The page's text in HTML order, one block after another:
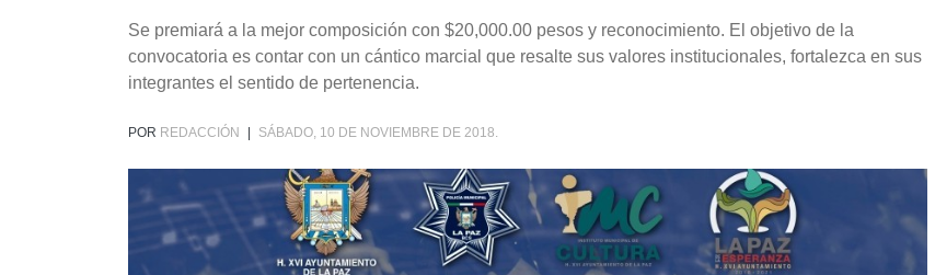
Se premiará a la mejor composición con $20,000.00 pesos y reconocimiento. El objetivo de la
convocatoria es contar con un cántico marcial que resalte sus valores institucionales, fortalezca en sus
integrantes el sentido de pertenencia.
POR REDACCIÓN SÁBADO, 10 DE NOVIEMBRE DE 2018.